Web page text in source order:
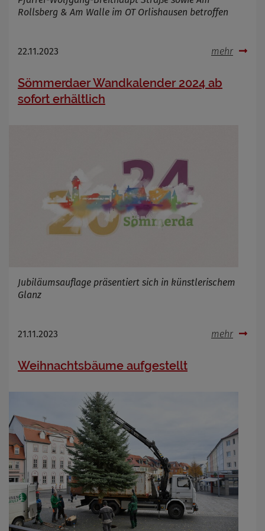
Rollsberg & Am Walle im OT Orlishausen betroffen
22.11.2023 mehr
Sömmerdaer Wandkalender 2024 ab
sofort erhältlich
Jubiläumsauflage präsentiert sich in künstlerischem
Glanz
21.11.2023 mehr
Weihnachtsbäume aufgestellt
Name
Cookies die bei der Verwendung von
Zweck
Cookie Laufzeit